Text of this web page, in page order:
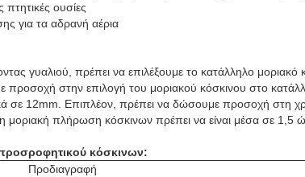
ουσίες
για τα αδρανή αέρια
γυαλιού, πρέπει να επιλέξουμε το κατάλληλο
στην επιλογή του μοριακού κόσκινου στο
σε 12mm. Επιπλέον, πρέπει να δώσουμε προσοχή στη
μοριακή πλήρωση κόσκινων πρέπει να είναι μέσα σε 1,5
κόσκινων:
Προδιαγραφή